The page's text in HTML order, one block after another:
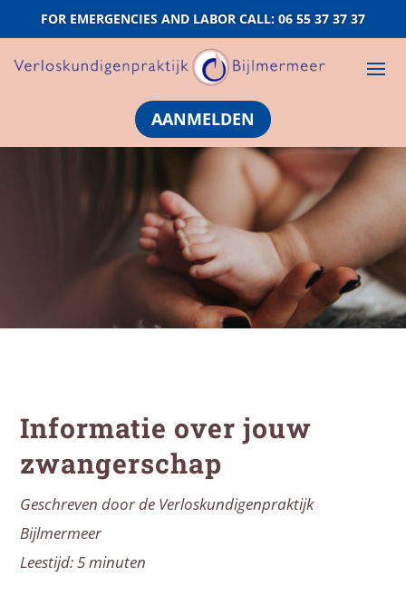
FOR EMERGENCIES AND LABOR CALL: 06 55 37 37 37
AANMELDEN
Informatie over jouw
zwangerschap
Geschreven door de Verloskundigenpraktijk
Bijlmermeer
Leestijd: 5 minuten